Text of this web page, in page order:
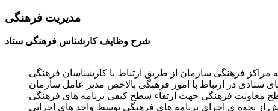
مدیریت فرهنگی
شرح وظایف کارشناس فرهنگی ستاد
مراکز فرهنگی سازمان از طریق ارتباط با کارشناسان فرهنگی
ستادی در ارتباط با امور فرهنگی بالاخص مدیر عامل سازمان
معاونت فرهنگی جهت ارتقاء سطح کیفی برنامه های فرهنگی
از نحوه ی اجرای برنامه های فرهنگی توسط واحد های اجرایی